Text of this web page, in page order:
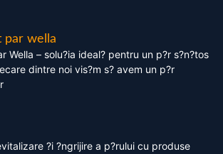
par wella
Wella – solu?ia ideal? pentru un p?r s?n?tos
dintre noi vis?m s? avem un p?r
?i ?ngrijire a p?rului cu produse